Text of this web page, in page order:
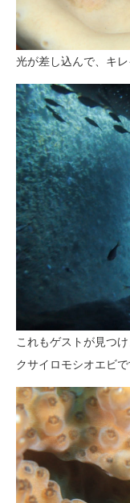
光が差し込んで、キレ
これもゲストが見つけ
クサイロモシオエビ